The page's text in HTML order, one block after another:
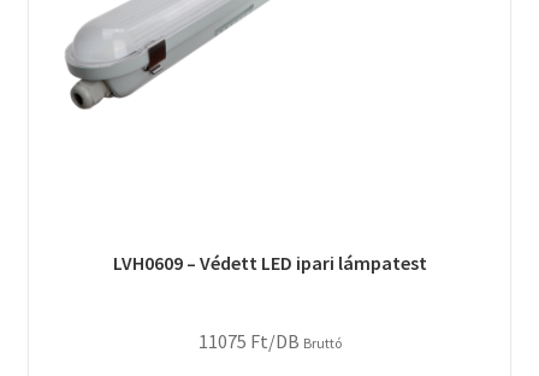
LVH0609 – Védett LED ipari lámpatest
11075 Ft/DB Bruttó